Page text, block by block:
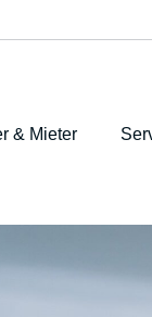
& Mieter